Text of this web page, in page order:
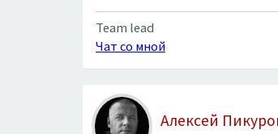
Team lead
Чат со мной
Алексей